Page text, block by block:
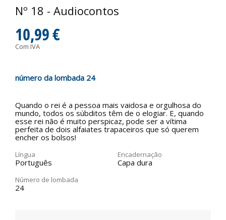
Nº 18 - Audiocontos
10,99 €
Com IVA
número da lombada 24
Quando o rei é a pessoa mais vaidosa e orgulhosa do
mundo, todos os súbditos têm de o elogiar. E, quando
esse rei não é muito perspicaz, pode ser a vítima
perfeita de dois alfaiates trapaceiros que só querem
encher os bolsos!
Língua
Português
Encadernação
Capa dura
Número de lombada
24